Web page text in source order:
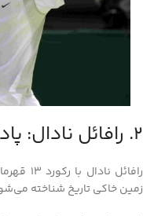
2. رافائل نادال: پادشاه زمین
رافائل
زمین خاکی تاریخ شناخته